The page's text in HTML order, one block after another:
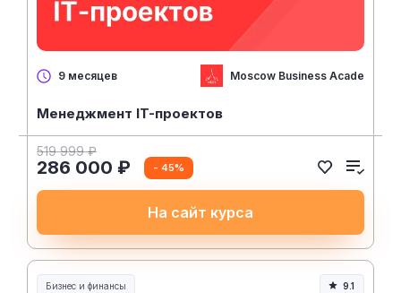
9 месяцев Moscow Business Academy
Менеджмент IT-проектов
519 999 ₽
286 000 ₽ - 45%
На сайт курса
Бизнес и финансы 9.1